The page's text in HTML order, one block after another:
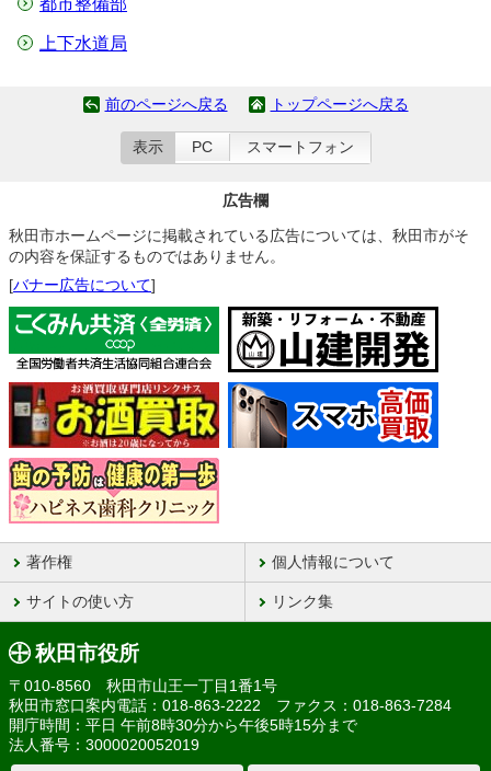
都市整備部
上下水道局
前のページへ戻る トップページへ戻る
表示 PC スマートフォン
広告欄
秋田市ホームページに掲載されている広告については、秋田市がそ
の内容を保証するものではありません。
[バナー広告について]
著作権 個人情報について
サイトの使い方 リンク集
秋田市役所
〒010-8560 秋田市山王一丁目1番1号
秋田市窓口案内電話：018-863-2222 ファクス：018-863-7284
開庁時間：平日 午前8時30分から午後5時15分まで
法人番号：3000020052019